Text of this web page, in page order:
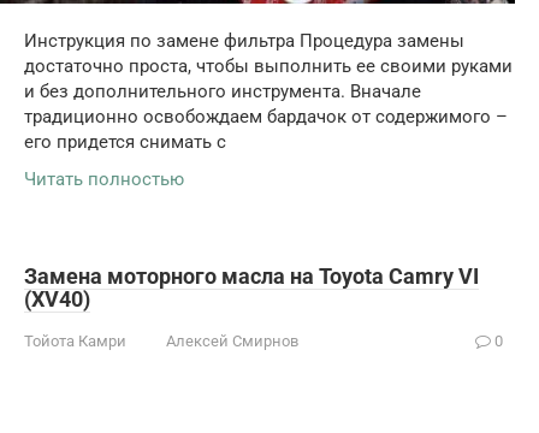
Инструкция по замене фильтра Процедура замены
достаточно проста, чтобы выполнить ее своими руками
и без дополнительного инструмента. Вначале
традиционно освобождаем бардачок от содержимого –
его придется снимать с
Читать полностью
Замена моторного масла на Toyota Camry VI
(XV40)
Тойота Камри Алексей Смирнов 0